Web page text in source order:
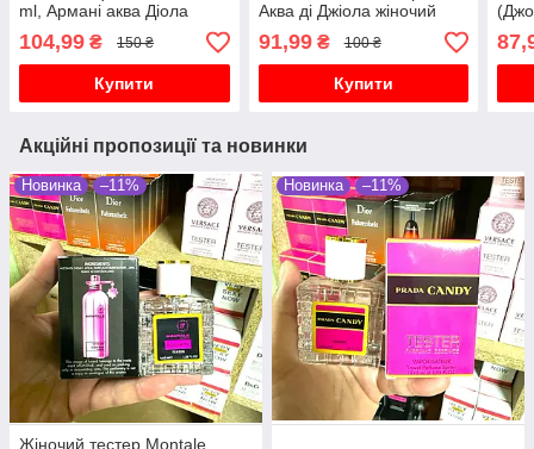
ml, Армані аква Діола
104,99 ₴ 150 ₴
Купити
Аква ді Джіола жіночий
парфум
91,99₴ 100 ₴
Купити
Акційні пропозиції та новинки
Новинка –11%
Жіночий тестер Montale
Новинка –11%